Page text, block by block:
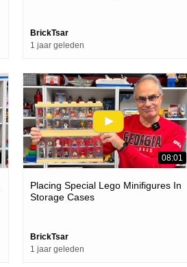
BrickTsar
1 jaar geleden
08:01
Placing Special Lego Minifigures In
Storage Cases
BrickTsar
1 jaar geleden